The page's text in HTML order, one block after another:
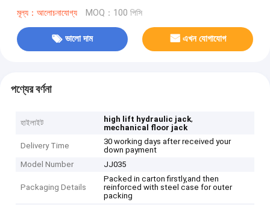
মূল্য：আলোচনাযোগ্য MOQ：100 পিসি
ভালো দাম এখন যোগাযোগ
পণ্যের বর্ণনা
হাইলাইট high lift hydraulic jack,
mechanical floor jack
Delivery Time
30 working days after received your
down payment
Model Number
JJ035
Packaging Details
Packed in carton firstly,and then
reinforced with steel case for outer
packing